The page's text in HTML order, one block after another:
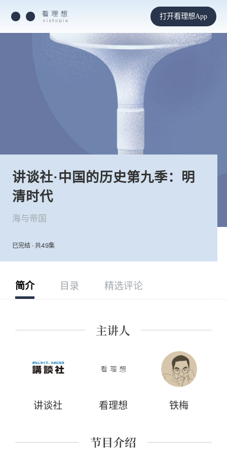
打开看理想App
讲谈社·中国的历史第九季：明
清时代
海与帝国
已完结 · 共49集
简介 目录 精选评论
讲谈社 看理想 铁梅